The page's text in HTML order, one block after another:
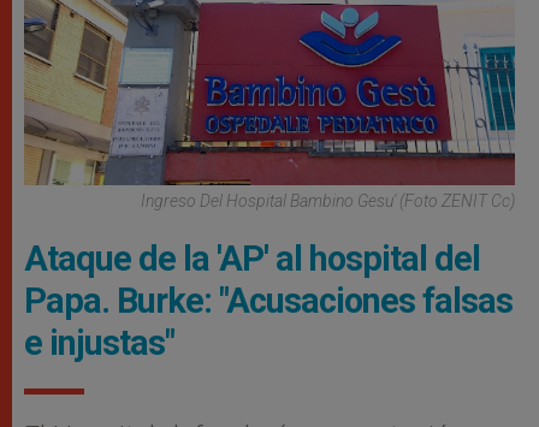
Ingreso Del Hospital Bambino Gesu' (Foto ZENIT Cc)
Ataque de la 'AP' al hospital del
Papa. Burke: "Acusaciones falsas
e injustas"